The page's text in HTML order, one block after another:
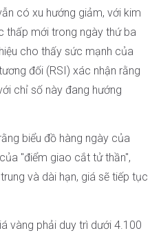
có xu hướng giảm, với kim
thấp mới trong ngày thứ ba
cho thấy sức mạnh của
đối (RSI) xác nhận rằng
chỉ số này đang hướng
biểu đồ hàng ngày của
"điểm giao cắt tử thần",
và dài hạn, giá sẽ tiếp tục
vàng phải duy trì dưới 4.100